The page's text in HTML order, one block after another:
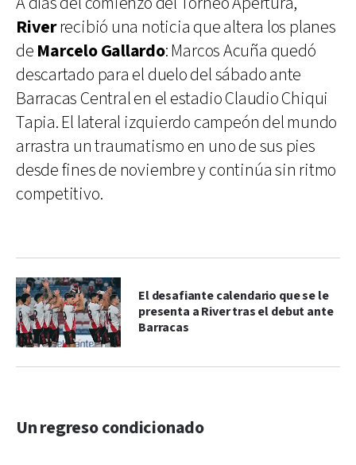
Riverrecibió una noticia que altera los planes
de Marcelo Gallardo: Marcos Acuña quedó
descartado para el duelo del sábado ante
Barracas Central en el estadio Claudio Chiqui
Tapia. El lateral izquierdo campeón del mundo
arrastra un traumatismo en uno de sus pies
desde fines de noviembre y continúa sin ritmo
competitivo.
El desafiante calendario que se le
presenta a River tras el debut ante
Barracas
Un regreso condicionado